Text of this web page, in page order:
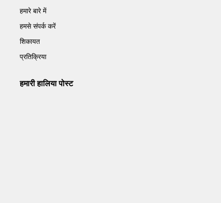
हमारे बारे में
हमसे संपर्क करें
शिकायत
प्रतिक्रिया
हमारी हालिया पोस्ट